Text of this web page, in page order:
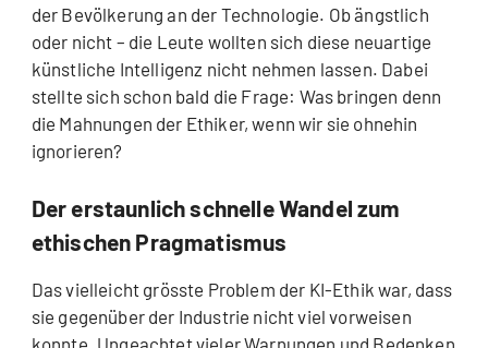
der Bevölkerung an der Technologie. Ob ängstlich
oder nicht – die Leute wollten sich diese neuartige
künstliche Intelligenz nicht nehmen lassen. Dabei
stellte sich schon bald die Frage: Was bringen denn
die Mahnungen der Ethiker, wenn wir sie ohnehin
ignorieren?
Der erstaunlich schnelle Wandel zum
ethischen Pragmatismus
Das vielleicht grösste Problem der KI-Ethik war, dass
sie gegenüber der Industrie nicht viel vorweisen